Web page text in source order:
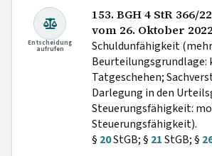
Entscheidung
aufrufen
153. BGH 4 StR 366/
vom 26. Oktober
Schuldunfähigkeit
Beurteilungsgrundlage:
Tatgeschehen;
Darlegung in den
Steuerungsfähigkeit:
Steuerungsfähigkeit).
§ 20StGB; § 21StGB; §